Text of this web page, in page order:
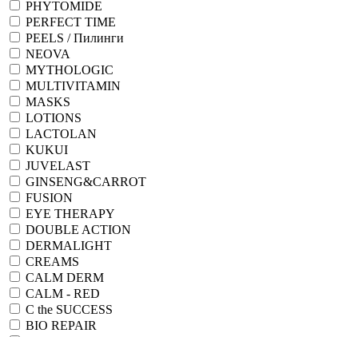
PHYTOMIDE
PERFECT TIME
PEELS / Пилинги
NEOVA
MYTHOLOGIC
MULTIVITAMIN
MASKS
LOTIONS
LACTOLAN
KUKUI
JUVELAST
GINSENG&CARROT
FUSION
EYE THERAPY
DOUBLE ACTION
DERMALIGHT
CREAMS
CALM DERM
CALM - RED
C the SUCCESS
BIO REPAIR